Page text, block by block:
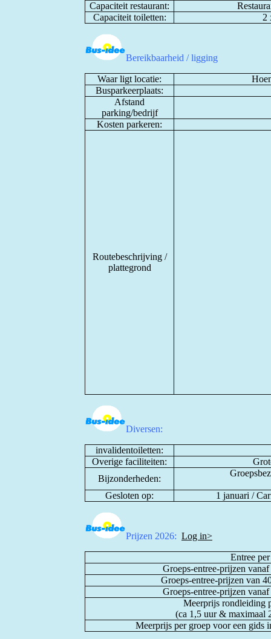
Capaciteit restaurant:
Capaciteit toiletten:
2
Bereikbaarheid / ligging
Waar ligt locatie:
Busparkeerplaats:
Afstand
parking/bedrijf
Kosten parkeren:
Routebeschrijving /
plattegrond
Diversen:
invalidentoiletten:
Overige faciliteiten:
Bijzonderheden:
Gesloten op: 1 januari /
Prijzen 2026: Log in>
Entree
Groeps-entree-prijzen
Groeps-entree-prijzen van
Groeps-entree-prijzen
Meerprijs rondleiding
(ca 1,5 uur & maximaal
Meerprijs per groep voor een gids